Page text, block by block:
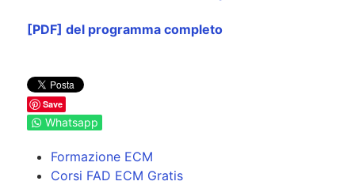
[PDF] del programma completo
Save
Whatsapp
Formazione ECM
Corsi FAD ECM Gratis